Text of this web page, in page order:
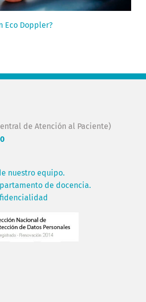
Eco Doppler?
de Atención al Paciente)
nuestro equipo.
de docencia.